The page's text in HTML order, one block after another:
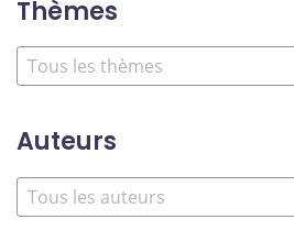
Thèmes
Auteurs